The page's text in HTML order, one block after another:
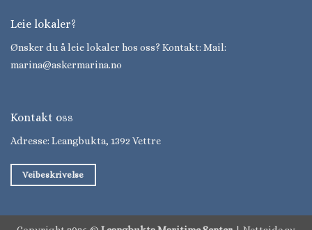
Leie lokaler?
Ønsker du å leie lokaler hos oss? Kontakt: Mail:
marina@askermarina.no
Kontakt oss
Adresse: Leangbukta, 1392 Vettre
Veibeskrivelse